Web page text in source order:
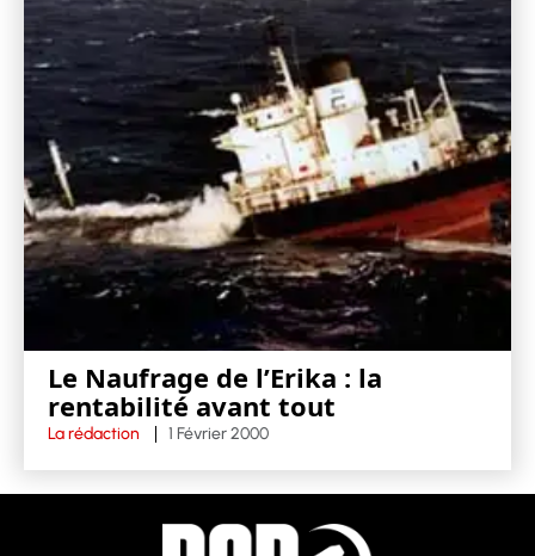
Le Naufrage de l’Erika : la
rentabilité avant tout
La rédaction 1 Février 2000